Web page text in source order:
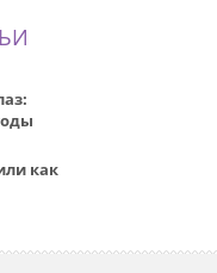
как